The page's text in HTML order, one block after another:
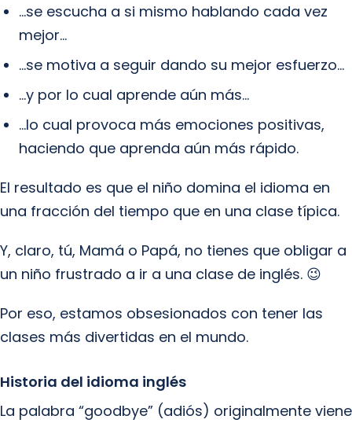
…se escucha a si mismo hablando cada vez
mejor…
…se motiva a seguir dando su mejor esfuerzo…
…y por lo cual aprende aún más…
…lo cual provoca más emociones positivas,
haciendo que aprenda aún más rápido.
El resultado es que el niño domina el idioma en
una fracción del tiempo que en una clase típica.
Y, claro, tú, Mamá o Papá, no tienes que obligar a
un niño frustrado a ir a una clase de inglés. 😉
Por eso, estamos obsesionados con tener las
clases más divertidas en el mundo.
Historia del idioma inglés
La palabra “goodbye” (adiós) originalmente viene